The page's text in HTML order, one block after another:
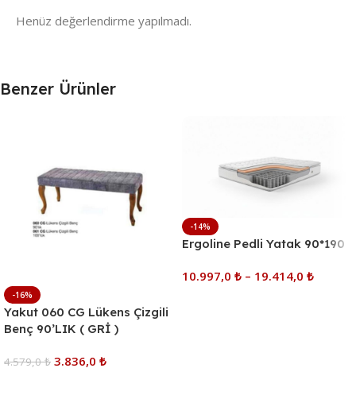
Henüz değerlendirme yapılmadı.
Benzer Ürünler
-16%
Yakut 060 CG Lükens Çizgili
Benç 90’LIK ( GRİ )
4.579,0₺ 3.836,0 ₺
-14%
Ergoline Pedli Yatak 90*190
10.997,0 ₺ – 19.414,0 ₺